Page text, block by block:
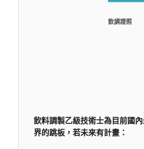
飲調證照
飲料調製乙級技術士為目前國
界的跳板，若未來有計畫：